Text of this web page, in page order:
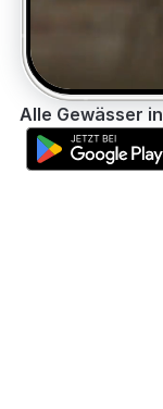
Alle Gewässer